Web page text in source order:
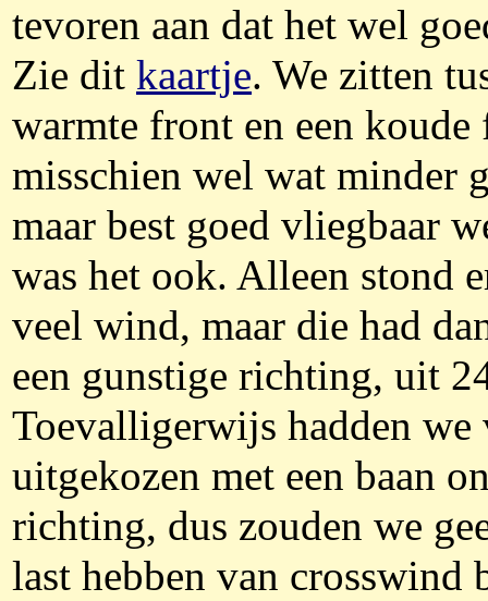
tevoren aan dat het wel
Zie dit kaartje. We zitten
warmte front en een
misschien wel wat minder
maar best goed vliegbaar
was het ook. Alleen stond
veel wind, maar die had
een gunstige richting, uit
Toevalligerwijs hadden we
uitgekozen met een baan
richting, dus zouden we
last hebben van crosswind